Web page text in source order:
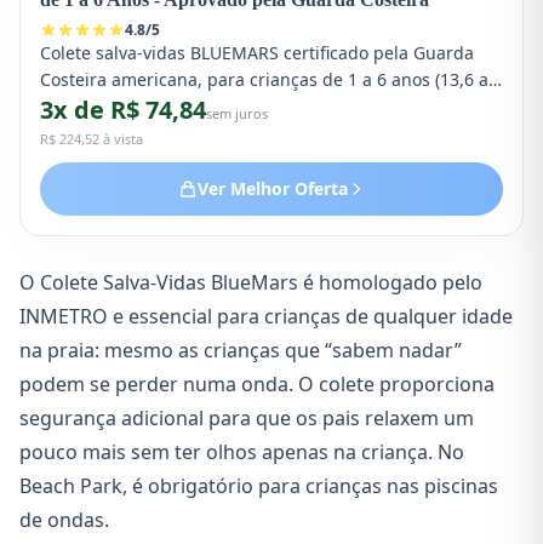
4.8/5
Colete salva-vidas BLUEMARS certificado pela Guarda
Costeira americana, para crianças de 1 a 6 anos (13,6 a
22,7 kg). Com arnês de ombro e asas de água para
segurança na piscina, praia e passeios de barco.
Essencial para as praias do Rio de Janeiro.
3x de R$ 74,84sem juros
R$ 224,52 à vista
Ver Melhor Oferta
O Colete Salva-Vidas BlueMars é homologado pelo
INMETRO e essencial para crianças de qualquer idade
na praia: mesmo as crianças que “sabem nadar”
podem se perder numa onda. O colete proporciona
segurança adicional para que os pais relaxem um
pouco mais sem ter olhos apenas na criança. No
Beach Park, é obrigatório para crianças nas piscinas
de ondas.